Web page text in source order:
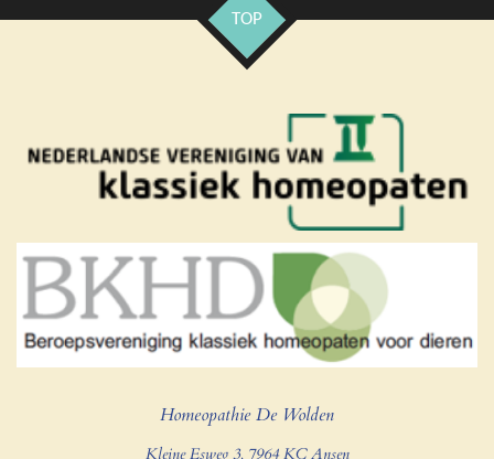
TOP
Homeopathie De Wolden
Kleine Esweg 3, 7964 KC Ansen